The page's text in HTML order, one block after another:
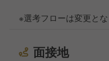
※選考フローは変更と
面接地